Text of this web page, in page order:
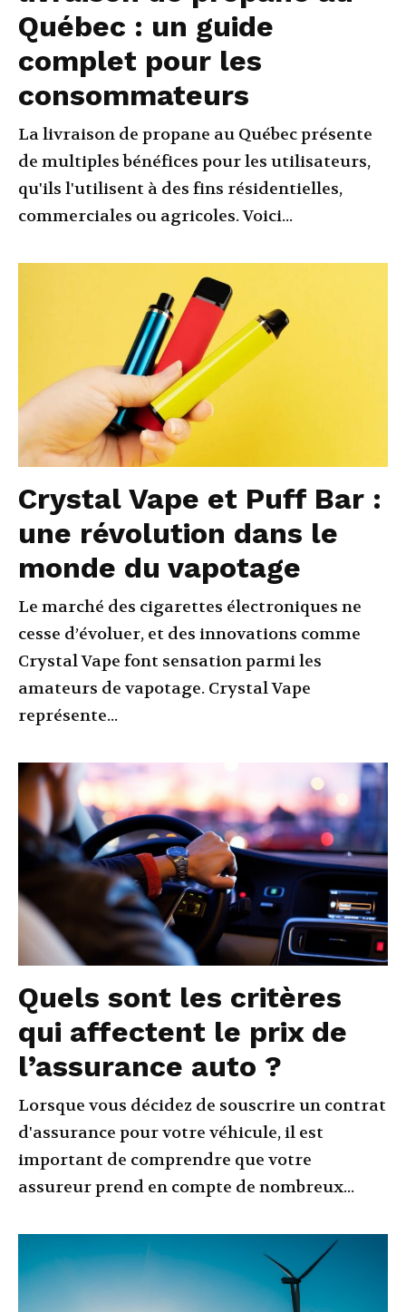
Québec : un guide
complet pour les
consommateurs
La livraison de propane au Québec présente
de multiples bénéfices pour les utilisateurs,
qu'ils l'utilisent à des fins résidentielles,
commerciales ou agricoles. Voici...
Crystal Vape et Puff Bar :
une révolution dans le
monde du vapotage
Le marché des cigarettes électroniques ne
cesse d’évoluer, et des innovations comme
Crystal Vape font sensation parmi les
amateurs de vapotage. Crystal Vape
représente...
Quels sont les critères
qui affectent le prix de
l’assurance auto ?
Lorsque vous décidez de souscrire un contrat
d'assurance pour votre véhicule, il est
important de comprendre que votre
assureur prend en compte de nombreux...